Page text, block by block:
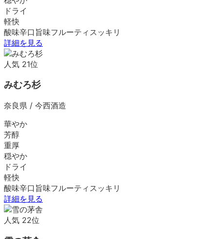
ドライ
軽快
酸味辛口 旨味フルーティ スッキリ
詳細を見る
人気 21位
みむろ杉
奈良県 / 今西酒造
華やか
芳醇
重厚
穏やか
ドライ
軽快
酸味辛口 旨味フルーティ スッキリ
詳細を見る
人気 22位